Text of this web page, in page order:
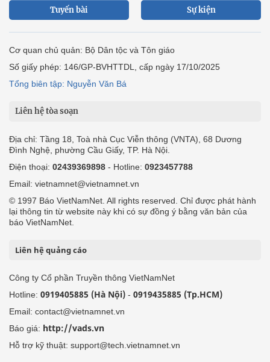
Tuyến bài Sự kiện
Cơ quan chủ quản: Bộ Dân tộc và Tôn giáo
Số giấy phép: 146/GP-BVHTTDL, cấp ngày 17/10/2025
Tổng biên tập: Nguyễn Văn Bá
Liên hệ tòa soạn
Địa chỉ: Tầng 18, Toà nhà Cục Viễn thông (VNTA), 68 Dương
Đình Nghệ, phường Cầu Giấy, TP. Hà Nội.
Điện thoại: 02439369898 - Hotline: 0923457788
Email: vietnamnet@vietnamnet.vn
© 1997 Báo VietNamNet. All rights reserved. Chỉ được phát hành
lại thông tin từ website này khi có sự đồng ý bằng văn bản của
báo VietNamNet.
Liên hệ quảng cáo
Công ty Cổ phần Truyền thông VietNamNet
Hotline: 0919405885 (Hà Nội) - 0919435885 (Tp.HCM)
Email: contact@vietnamnet.vn
Báo giá: http://vads.vn
Hỗ trợ kỹ thuật: support@tech.vietnamnet.vn